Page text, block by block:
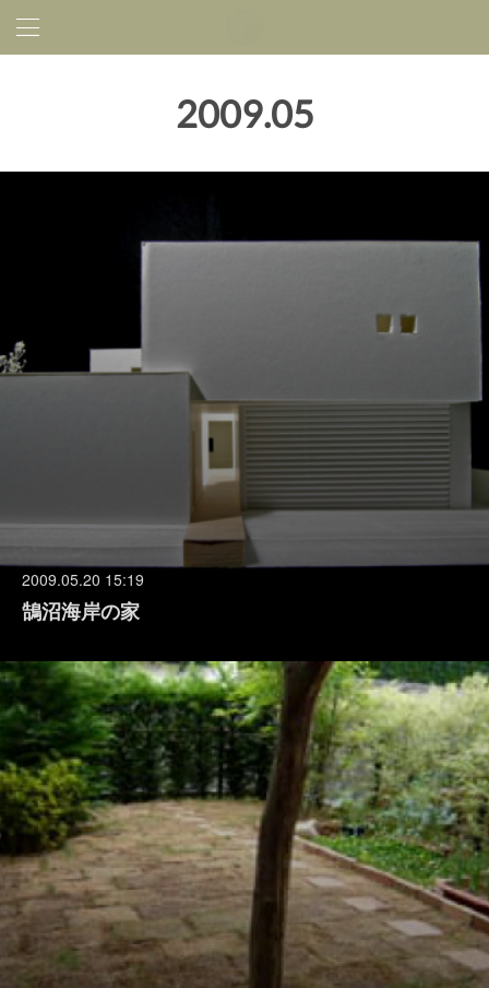
2009.05
2009.05.20 15:19
鵠沼海岸の家